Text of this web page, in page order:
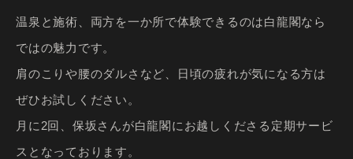
温泉と施術、両方を一か所で体験できるのは白龍閣なら
ではの魅力です。
肩のこりや腰のダルさなど、日頃の疲れが気になる方は
ぜひお試しください。
月に2回、保坂さんが白龍閣にお越しくださる定期サービ
スとなっております。